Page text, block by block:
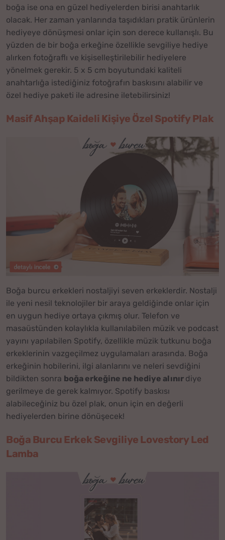
boğa ise ona en güzel hediyelerden birisi anahtarlık
olacak. Her zaman yanlarında taşıdıkları pratik ürünlerin
hediyeye dönüşmesi onlar için son derece kullanışlı. Bu
yüzden de bir boğa erkeğine özellikle sevgiliye hediye
alırken fotoğraflı ve kişiselleştirilebilir hediyelere
yönelmek gerekir. 5 x 5 cm boyutundaki kaliteli
anahtarlığa istediğiniz fotoğrafın baskısını alabilir ve
özel hediye paketi ile adresine iletebilirsiniz!
Masif Ahşap Kaideli Kişiye Özel Spotify Plak
Boğa burcu erkekleri nostaljiyi seven erkeklerdir. Nostalji
ile yeni nesil teknolojiler bir araya geldiğinde onlar için
en uygun hediye ortaya çıkmış olur. Telefon ve
masaüstünden kolaylıkla kullanılabilen müzik ve podcast
yayını yapılabilen Spotify, özellikle müzik tutkunu boğa
erkeklerinin vazgeçilmez uygulamaları arasında. Boğa
erkeğinin hobilerini, ilgi alanlarını ve neleri sevdiğini
bildikten sonra boğa erkeğine ne hediye alınır diye
gerilmeye de gerek kalmıyor. Spotify baskısı
alabileceğiniz bu özel plak, onun için en değerli
hediyelerden birine dönüşecek!
Boğa Burcu Erkek Sevgiliye Lovestory Led
Lamba